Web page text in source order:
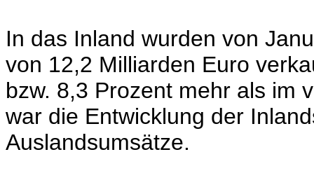
In das Inland wurden von
von 12,2 Milliarden Euro
bzw. 8,3 Prozent mehr als im
war die Entwicklung der
Auslandsumsätze.